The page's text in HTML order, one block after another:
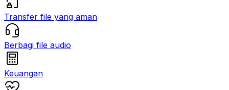
Transfer file yang aman
Berbagi file audio
Keuangan